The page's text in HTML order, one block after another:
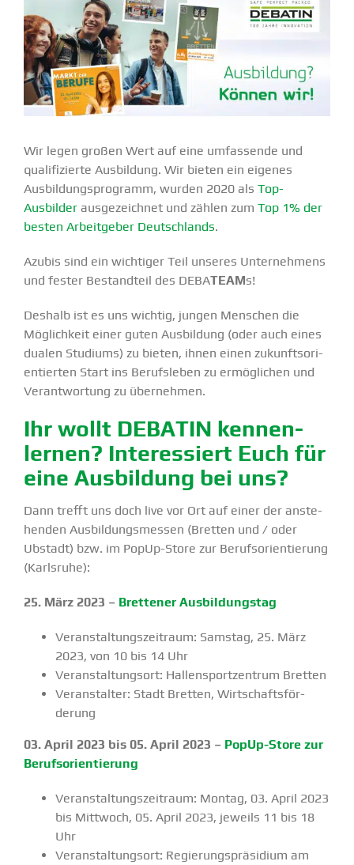
Wir legen großen Wert auf eine umfas­sende und
quali­fi­zierte Ausbildung. Wir bieten ein eigenes
Ausbil­dungs­pro­gramm, wurden 2020 als Top-
Ausbilderausge­zeichnet und zählen zum Top 1% der
besten Arbeit­geber Deutsch­lands.
Azubis sind ein wichtiger Teil unseres Unter­nehmens
und fester Bestandteil des DEBATEAMs!
Deshalb ist es uns wichtig, jungen Menschen die
Möglichkeit einer guten Ausbildung (oder auch eines
dualen Studiums) zu bieten, ihnen einen zukunfts­ori­
en­tierten Start ins Berufs­leben zu ermög­lichen und
Verant­wortung zu übernehmen.
Ihr wollt DEBATIN kennen­
lernen? Inter­es­siert Euch für
eine Ausbildung bei uns?
Dann trefft uns doch live vor Ort auf einer der anste­
henden Ausbil­dungs­messen (Bretten und / oder
Ubstadt) bzw. im PopUp-Store zur Berufs­ori­en­tierung
(Karlsruhe):
25. März 2023 – Brettener Ausbil­dungstag
Veran­stal­tungs­zeitraum: Samstag, 25. März
2023, von 10 bis 14 Uhr
Veran­stal­tungsort: Hallen­sport­zentrum Bretten
Veran­stalter: Stadt Bretten, Wirtschafts­för­
derung
03. April 2023 bis 05. April 2023 – PopUp-Store zur
Berufs­ori­en­tierung
Veran­stal­tungs­zeitraum: Montag, 03. April 2023
bis Mittwoch, 05. April 2023, jeweils 11 bis 18
Uhr
Veran­stal­tungsort: Regie­rungs­prä­sidium am